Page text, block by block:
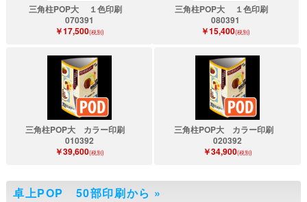
三角柱POP大 １色印刷
070391
￥17,500(税別)
三角柱POP大 １色印刷
080391
￥15,400(税別)
三角柱POP大 カラー印刷
010392
￥39,600(税別)
三角柱POP大 カラー印刷
020392
￥34,900(税別)
卓上POP 50部印刷から »